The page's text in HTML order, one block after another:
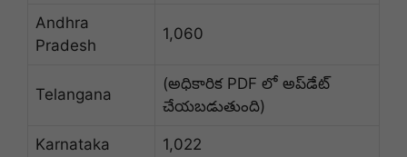
Andhra
Pradesh
1,060
Telangana
(అధికారిక PDF లో అప్‌డేట్
చేయబడుతుంది)
Karnataka 1,022